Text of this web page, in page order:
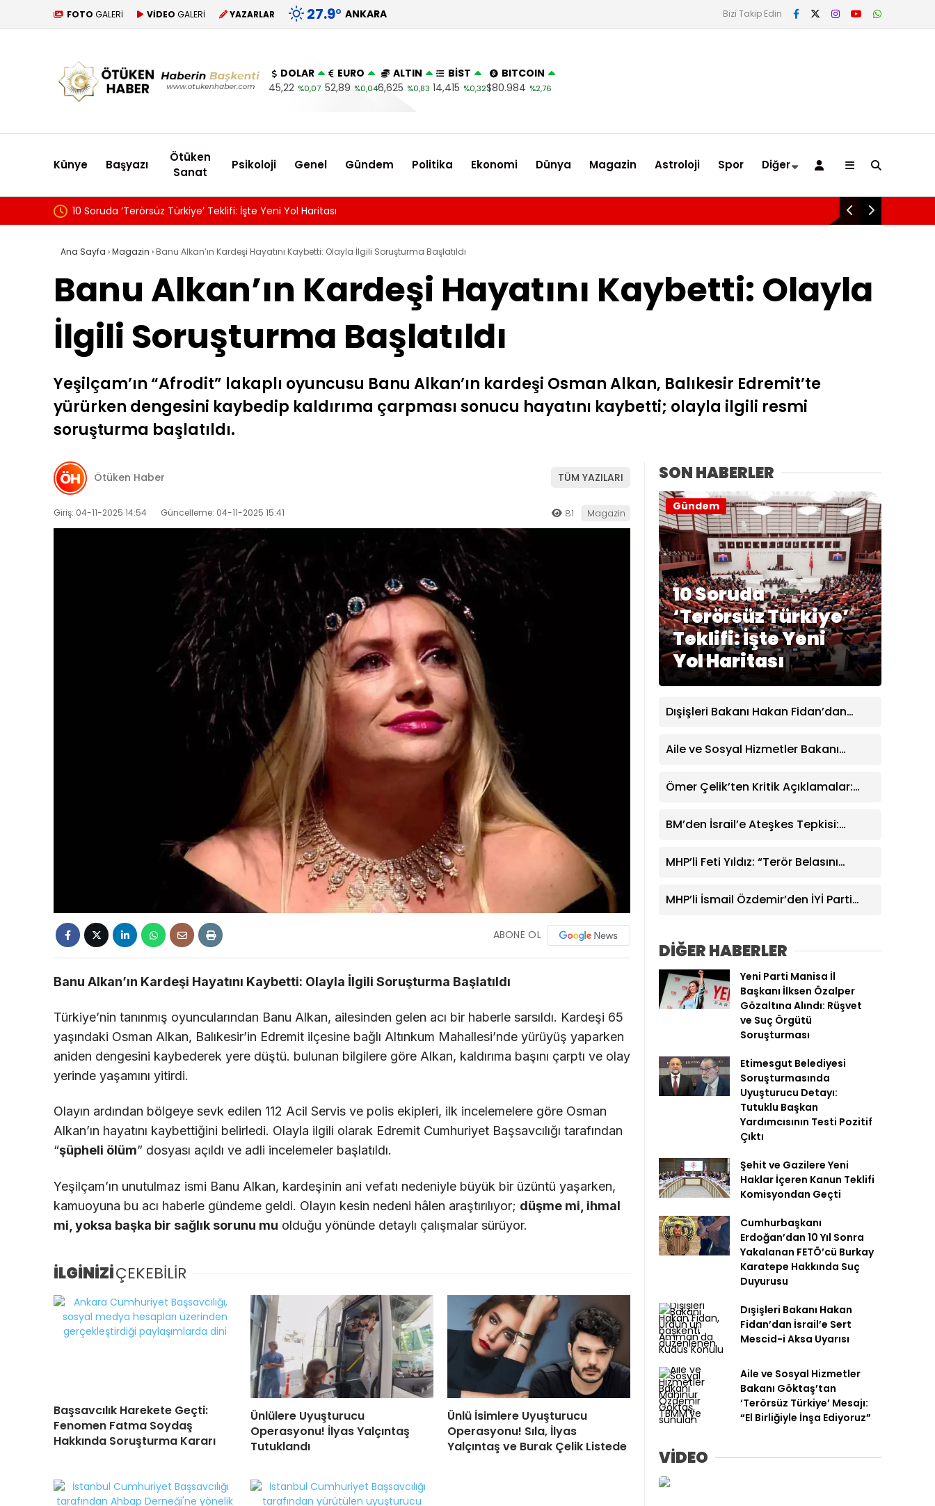
FOTO GALERİ VİDEO GALERİ YAZARLAR 27.9° ANKARA Bizi Takip Edin
DOLAR
45,22 %0,07
EURO
52,89 %0,04
ALTIN
6,625 %0,83
BİST
14,415 %0,32
BITCOIN
$80.984 %2,76
Künye Başyazı
Ötüken
Sanat
Psikoloji Genel Gündem Politika Ekonomi Dünya Magazin Astroloji Spor Diğer
Fenerbahçe, Sturm Graz’ı Talisca ve Greenwood’la Devirdi! Şampiyonlar Ligi’nde Avantajı Kaptı
Ana Sayfa ›Magazin › Banu Alkan’ın Kardeşi Hayatını Kaybetti: Olayla İlgili Soruşturma Başlatıldı
Banu Alkan’ın Kardeşi Hayatını Kaybetti: Olayla
İlgili Soruşturma Başlatıldı
Yeşilçam’ın “Afrodit” lakaplı oyuncusu Banu Alkan’ın kardeşi Osman Alkan, Balıkesir Edremit’te
yürürken dengesini kaybedip kaldırıma çarpması sonucu hayatını kaybetti; olayla ilgili resmi
soruşturma başlatıldı.
Ötüken Haber TÜM YAZILARI
Giriş: 04-11-2025 14:54 Güncelleme: 04-11-2025 15:41 81 Magazin
ABONE OL
Banu Alkan’ın Kardeşi Hayatını Kaybetti: Olayla İlgili Soruşturma Başlatıldı
Türkiye’nin tanınmış oyuncularından Banu Alkan, ailesinden gelen acı bir haberle sarsıldı. Kardeşi 65
yaşındaki Osman Alkan, Balıkesir’in Edremit ilçesine bağlı Altınkum Mahallesi’nde yürüyüş yaparken
aniden dengesini kaybederek yere düştü. bulunan bilgilere göre Alkan, kaldırıma başını çarptı ve olay
yerinde yaşamını yitirdi.
Olayın ardından bölgeye sevk edilen 112 Acil Servis ve polis ekipleri, ilk incelemelere göre Osman
Alkan’ın hayatını kaybettiğini belirledi. Olayla ilgili olarak Edremit Cumhuriyet Başsavcılığı tarafından
“şüpheli ölüm” dosyası açıldı ve adli incelemeler başlatıldı.
Yeşilçam’ın unutulmaz ismi Banu Alkan, kardeşinin ani vefatı nedeniyle büyük bir üzüntü yaşarken,
kamuoyuna bu acı haberle gündeme geldi. Olayın kesin nedeni hâlen araştırılıyor; düşme mi, ihmal
mi, yoksa başka bir sağlık sorunu mu olduğu yönünde detaylı çalışmalar sürüyor.
İLGİNİZİÇEKEBİLİR
Başsavcılık Harekete Geçti:
Fenomen Fatma Soydaş
Hakkında Soruşturma Kararı
Ünlülere Uyuşturucu
Operasyonu! İlyas Yalçıntaş
Tutuklandı
Ünlü İsimlere Uyuşturucu
Operasyonu! Sıla, İlyas
Yalçıntaş ve Burak Çelik Listede
SON HABERLER
10 Soruda
‘Terörsüz Türkiye’
Teklifi: İşte Yeni
Yol Haritası
Gündem
Dışişleri Bakanı Hakan Fidan’dan
Aile ve Sosyal Hizmetler Bakanı
“El Birliğiyle İnşa Ediyoruz”
Ömer Çelik’ten Kritik Açıklamalar:
BM’den İsrail’e Ateşkes Tepkisi:
Emri
MHP’li Feti Yıldız: “Terör Belasını
Gönderiyoruz”
MHP’li İsmail Özdemir’den İYİ Parti
Muhalefet Ediyor”
DİĞER HABERLER
Yeni Parti Manisa İl
Başkanı İlksen Özalper
Gözaltına Alındı: Rüşvet
ve Suç Örgütü
Soruşturması
Etimesgut Belediyesi
Soruşturmasında
Uyuşturucu Detayı:
Tutuklu Başkan
Yardımcısının Testi Pozitif
Çıktı
Şehit ve Gazilere Yeni
Haklar İçeren Kanun Teklifi
Komisyondan Geçti
Cumhurbaşkanı
Erdoğan’dan 10 Yıl Sonra
Yakalanan FETÖ’cü Burkay
Karatepe Hakkında Suç
Duyurusu
Dışişleri Bakanı Hakan
Fidan’dan İsrail’e Sert
Mescid-i Aksa Uyarısı
Aile ve Sosyal Hizmetler
Bakanı Göktaş’tan
‘Terörsüz Türkiye’ Mesajı:
“El Birliğiyle İnşa Ediyoruz”
VİDEO